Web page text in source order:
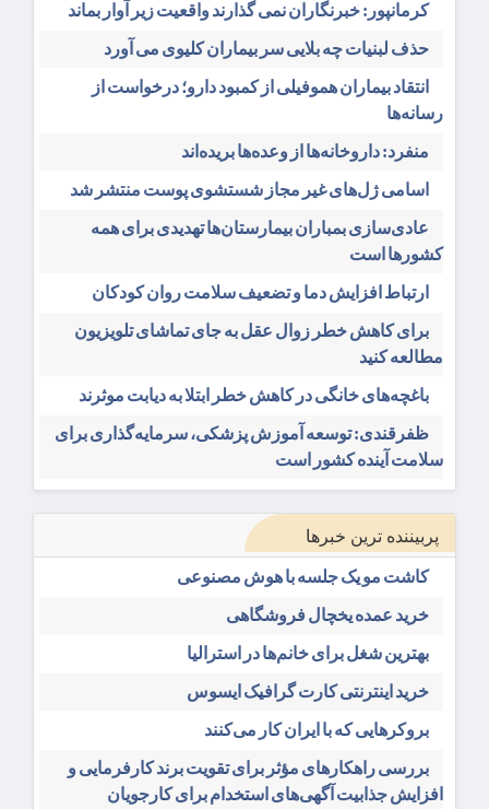
کرمانپور: خبرنگاران نمی گذارند واقعیت زیر آوار بماند
حذف لبنیات چه بلایی سر بیماران کلیوی می آورد
انتقاد بیماران هموفیلی از کمبود دارو؛ درخواست از
رسانه‌ها
منفرد: داروخانه‌ها از وعده‌ها بریده‌اند
اسامی ژل‌های غیر مجاز شستشوی پوست منتشر شد
عادی‌سازی بمباران بیمارستان‌ها تهدیدی برای همه
کشورها است
ارتباط افزایش دما و تضعیف سلامت روان کودکان
برای کاهش خطر زوال عقل به جای تماشای تلویزیون
مطالعه کنید
باغچه‌های خانگی در کاهش خطر ابتلا به دیابت موثرند
ظفرقندی: توسعه آموزش پزشکی، سرمایه‌گذاری برای
سلامت آینده کشور است
پربیننده ترین خبرها
کاشت مو یک جلسه با هوش مصنوعی
خرید عمده یخچال فروشگاهی
بهترین شغل برای خانم‌ها در استرالیا
خرید اینترنتی کارت گرافیک ایسوس
بروکرهایی‌ که با ایران کار می‌کنند
بررسی راهکارهای مؤثر برای تقویت برند کارفرمایی و
افزایش جذابیت آگهی‌های استخدام برای کارجویان